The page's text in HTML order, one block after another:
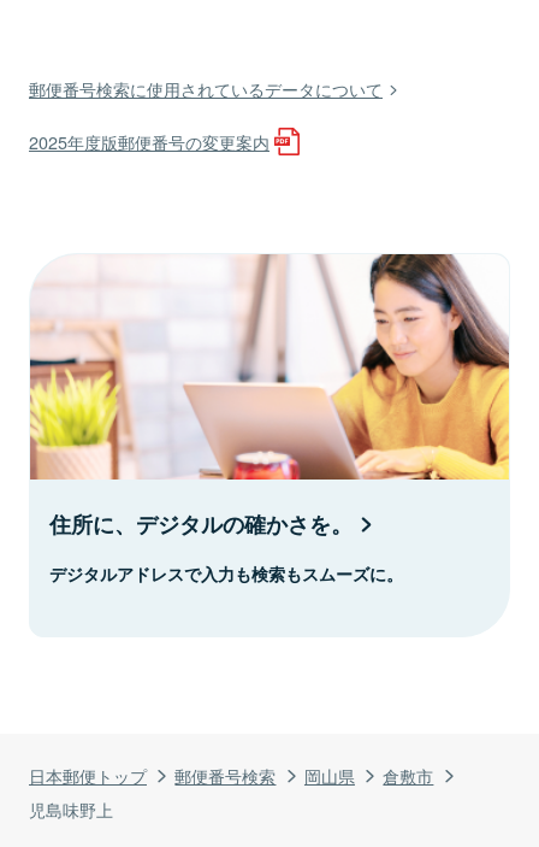
日本郵便トップ 郵便番号検索 岡山県
倉敷市
児島味野上
郵便番号検索に使用されているデータについて
2025年度版郵便番号の変更案内
住所に、デジタルの確かさを。
デジタルアドレスで入力も検索もスムーズに。